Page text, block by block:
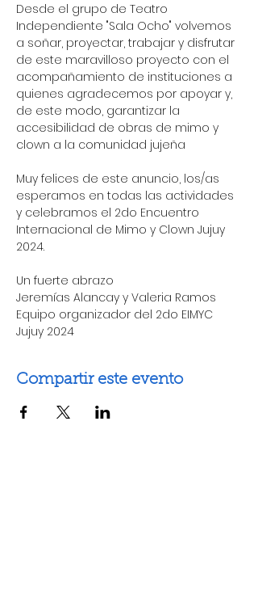
Desde el grupo de Teatro
Independiente "Sala Ocho" volvemos
a soñar, proyectar, trabajar y disfrutar
de este maravilloso proyecto con el
acompañamiento de instituciones a
quienes agradecemos por apoyar y,
de este modo, garantizar la
accesibilidad de obras de mimo y
clown a la comunidad jujeña
Muy felices de este anuncio, los/as
esperamos en todas las actividades
y celebramos el 2do Encuentro
Internacional de Mimo y Clown Jujuy
2024.
Un fuerte abrazo
Jeremías Alancay y Valeria Ramos
Equipo organizador del 2do EIMYC
Jujuy 2024
Compartir este evento